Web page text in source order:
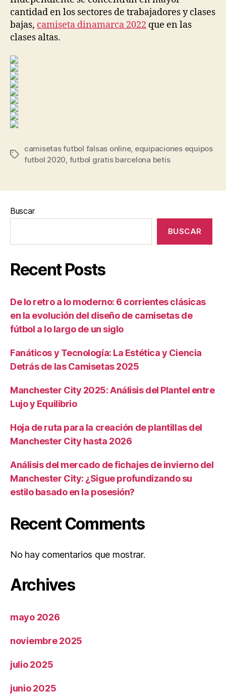
cantidad en los sectores de trabajadores y clases
bajas, camiseta dinamarca 2022 que en las
clases altas.
Etiquetas
camisetas futbol falsas online, equipaciones equipos
futbol 2020 futbol gratis barcelona betis
Buscar
BUSCAR
Recent Posts
De lo retro a lo moderno: 6 corrientes clásicas
en la evolución del diseño de camisetas de
fútbol a lo largo de un siglo
Fanáticos y Tecnología: La Estética y Ciencia
Detrás de las Camisetas 2025
Manchester City 2025: Análisis del Plantel entre
Lujo y Equilibrio
Hoja de ruta para la creación de plantillas del
Manchester City hasta 2026
Análisis del mercado de fichajes de invierno del
Manchester City: ¿Sigue profundizando su
estilo basado en la posesión?
Recent Comments
No hay comentarios que mostrar.
Archives
mayo 2026
noviembre 2025
julio 2025
junio 2025